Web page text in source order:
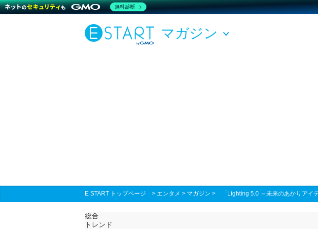
マガジン
E START トップページ > エンタメ > マガジン > 「Lighting 5.0 ～未来のあかりアイ
総合
トレンド
無料診断